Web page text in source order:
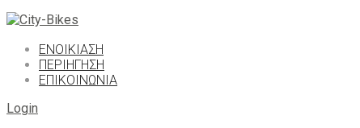
ΕΝΟΙΚΙΑΣΗ
ΠΕΡΙΉΓΗΣΗ
ΕΠΙΚΟΙΝΩΝΙΑ
Login